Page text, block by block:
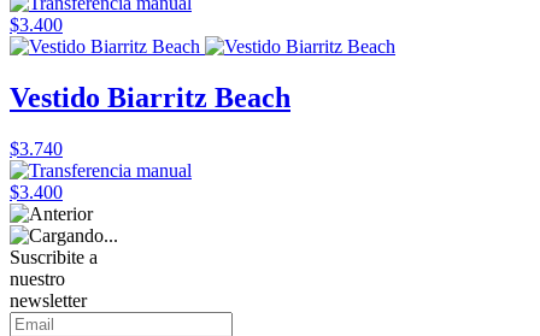
$3.400
Vestido Biarritz Beach
$3.740
$3.400
Suscribite a
nuestro
newsletter